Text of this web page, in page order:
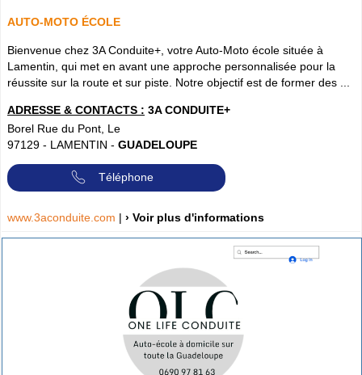
AUTO-MOTO ÉCOLE
Bienvenue chez 3A Conduite+, votre Auto-Moto école située à
Lamentin, qui met en avant une approche personnalisée pour la
réussite sur la route et sur piste. Notre objectif est de former des ...
ADRESSE & CONTACTS : 3A CONDUITE+
Borel Rue du Pont, Le
97129 - LAMENTIN - GUADELOUPE
Téléphone
www.3aconduite.com | › Voir plus d'informations